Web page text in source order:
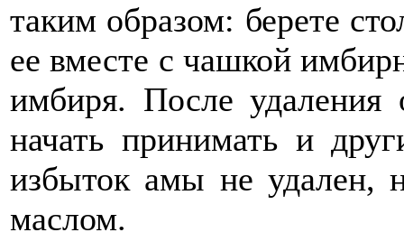
таким образом: берете
ее вместе с чашкой
имбиря. После
начать принимать и
избыток амы не удален,
маслом.